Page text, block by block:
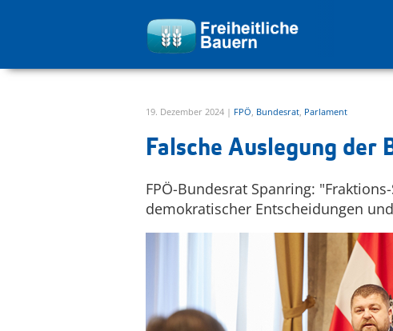
zur Hauptnavigation springen
19. Dezember 2024 | FPÖ, Bundesrat, Parlament
Falsche Auslegung der
FPÖ-Bundesrat Spanring:
demokratischer Entscheidungen